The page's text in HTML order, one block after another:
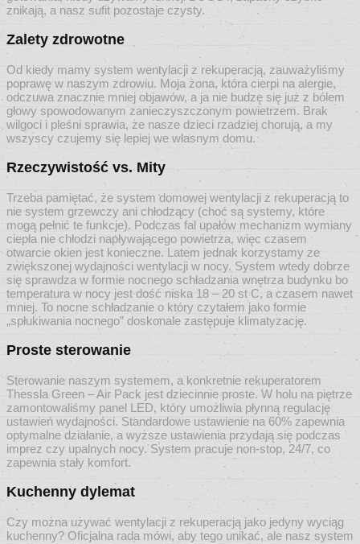
znikają, a nasz sufit pozostaje czysty.
Zalety zdrowotne
Od kiedy mamy system wentylacji z rekuperacją, zauważyliśmy
poprawę w naszym zdrowiu. Moja żona, która cierpi na alergie,
odczuwa znacznie mniej objawów, a ja nie budzę się już z bólem
głowy spowodowanym zanieczyszczonym powietrzem. Brak
wilgoci i pleśni sprawia, że nasze dzieci rzadziej chorują, a my
wszyscy czujemy się lepiej we własnym domu.
Rzeczywistość vs. Mity
Trzeba pamiętać, że system domowej wentylacji z rekuperacją to
nie system grzewczy ani chłodzący (choć są systemy, które
mogą pełnić te funkcje). Podczas fal upałów mechanizm wymiany
ciepła nie chłodzi napływającego powietrza, więc czasem
otwarcie okien jest konieczne. Latem jednak korzystamy ze
zwiększonej wydajności wentylacji w nocy. System wtedy dobrze
się sprawdza w formie nocnego schładzania wnętrza budynku bo
temperatura w nocy jest dość niska 18 – 20 st C, a czasem nawet
mniej. To nocne schładzanie o który czytałem jako formie
„spłukiwania nocnego” doskonale zastępuje klimatyzację.
Proste sterowanie
Sterowanie naszym systemem, a konkretnie rekuperatorem
Thessla Green – Air Pack jest dziecinnie proste. W holu na piętrze
zamontowaliśmy panel LED, który umożliwia płynną regulację
ustawień wydajności. Standardowe ustawienie na 60% zapewnia
optymalne działanie, a wyższe ustawienia przydają się podczas
imprez czy upalnych nocy. System pracuje non-stop, 24/7, co
zapewnia stały komfort.
Kuchenny dylemat
Czy można używać wentylacji z rekuperacją jako jedyny wyciąg
kuchenny? Oficjalna rada mówi, aby tego unikać, ale nasz system